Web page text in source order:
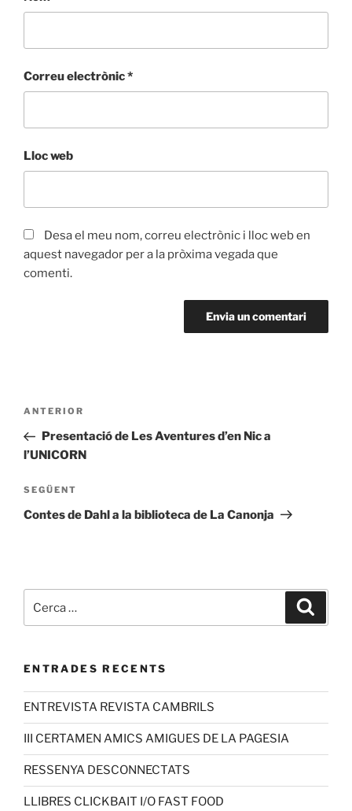
Correu electrònic*
Lloc web
Desa el meu nom, correu electrònic i lloc web en
aquest navegador per a la pròxima vegada que
comenti.
ANTERIOR
Presentació de Les Aventures d’en Nic a
l’UNICORN
SEGÜENT
Contes de Dahl a la biblioteca de La Canonja
ENTRADES RECENTS
ENTREVISTA REVISTA CAMBRILS
III CERTAMEN AMICS AMIGUES DE LA PAGESIA
RESSENYA DESCONNECTATS
LLIBRES CLICKBAIT I/O FAST FOOD